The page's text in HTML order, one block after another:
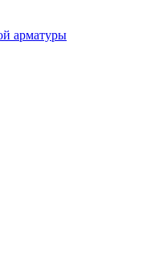
арматуры